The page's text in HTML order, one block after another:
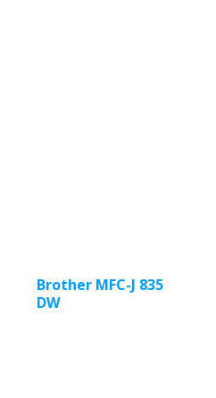
Brother MFC-J 835
DW